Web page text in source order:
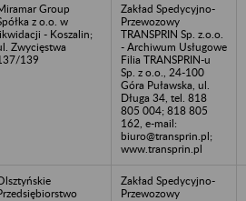
Group
z o.o. w
- Koszalin;
Zwycięstwa
139
Zakład Spedycyjno-
Przewozowy
TRANSPRIN Sp. z.o.o.
- Archiwum Usługowe
Filia TRANSPRIN-u
Sp. z o.o., 24-100
Góra Puławska, ul.
Długa 34, tel. 818
805 004; 818 805
162, e-mail:
biuro@transprin.pl;
www.transprin.pl
Zakład Spedycyjno-
Przewozowy